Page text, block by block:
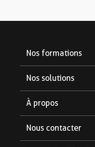
Nos formations
Formations courtes
Nos solutions
Pour les partenaires
À propos
Nous contacter